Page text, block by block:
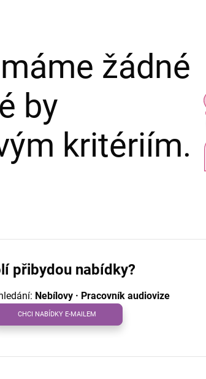
žádné
by
kritériím.
přibydou nabídky?
Nebílovy · Pracovník audiovize
CHCI NABÍDKY E-MAILEM